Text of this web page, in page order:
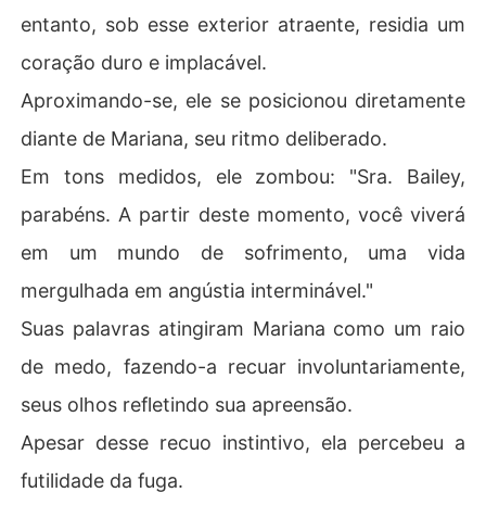
entanto, sob esse exterior atraente, residia um
coração duro e implacável.
Aproximando-se, ele se posicionou diretamente
diante de Mariana, seu ritmo deliberado.
Em tons medidos, ele zombou: "Sra. Bailey,
parabéns. A partir deste momento, você viverá
em um mundo de sofrimento, uma vida
mergulhada em angústia interminável."
Suas palavras atingiram Mariana como um raio
de medo, fazendo-a recuar involuntariamente,
seus olhos refletindo sua apreensão.
Apesar desse recuo instintivo, ela percebeu a
futilidade da fuga.